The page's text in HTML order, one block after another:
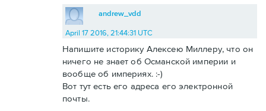
andrew_vdd
April 17 2016, 21:44:31 UTC
Напишите историку Алексею Миллеру, что он
ничего не знает об Османской империи и
вообще об империях. :-)
Вот тут есть его адреса его электронной
почты.